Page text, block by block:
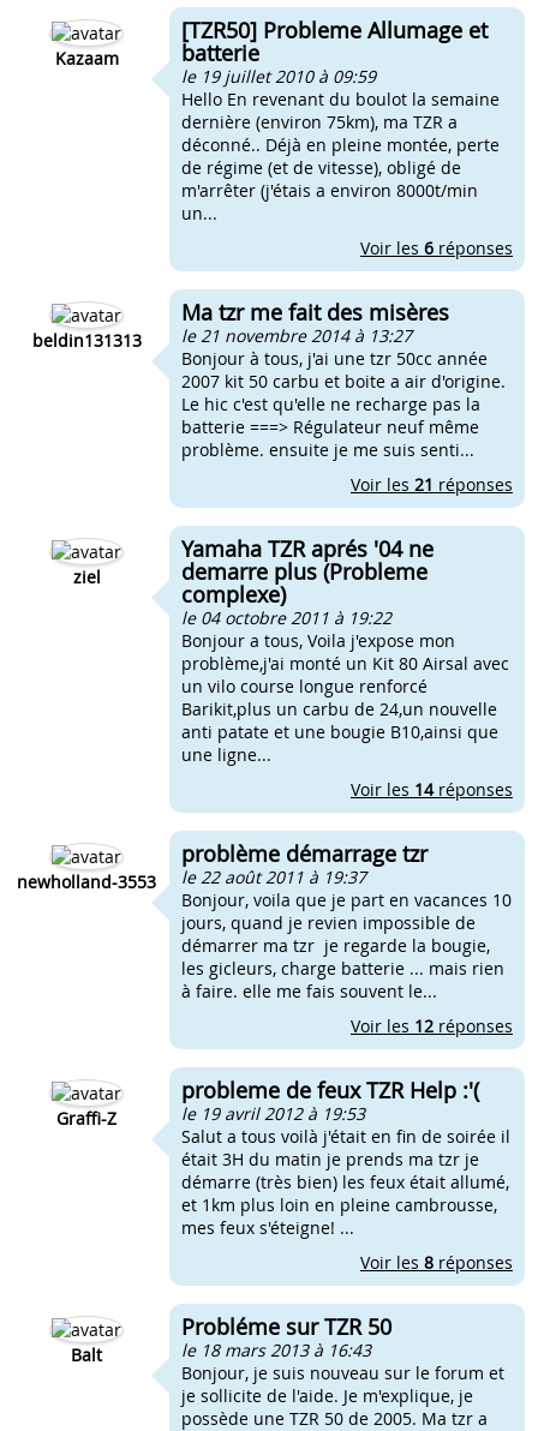
Kazaam
[TZR50] Probleme Allumage et
batterie
le 19 juillet 2010 à 09:59
Hello En revenant du boulot la semaine
dernière (environ 75km), ma TZR a
déconné.. Déjà en pleine montée, perte
de régime (et de vitesse), obligé de
m'arrêter (j'étais a environ 8000t/min
un...
Voir les 6 réponses
beldin131313
Ma tzr me fait des misères
le 21 novembre 2014 à 13:27
Bonjour à tous, j'ai une tzr 50cc année
2007 kit 50 carbu et boite a air d'origine.
Le hic c'est qu'elle ne recharge pas la
batterie ===> Régulateur neuf même
problème. ensuite je me suis senti...
Voir les 21 réponses
ziel
Yamaha TZR aprés '04 ne
demarre plus (Probleme
complexe)
le 04 octobre 2011 à 19:22
Bonjour a tous, Voila j'expose mon
problème,j'ai monté un Kit 80 Airsal avec
un vilo course longue renforcé
Barikit,plus un carbu de 24,un nouvelle
anti patate et une bougie B10,ainsi que
une ligne...
Voir les 14réponses
newholland-3553
problème démarrage tzr
le 22 août 2011 à 19:37
Bonjour, voila que je part en vacances 10
jours, quand je revien impossible de
démarrer ma tzr je regarde la bougie,
les gicleurs, charge batterie ... mais rien
à faire. elle me fais souvent le...
Voir les 12 réponses
Graffi-Z
probleme de feux TZR Help :'(
le 19 avril 2012 à 19:53
Salut a tous voilà j'était en fin de soirée il
était 3H du matin je prends ma tzr je
démarre (très bien) les feux était allumé,
et 1km plus loin en pleine cambrousse,
mes feux s'éteigne! ...
Voir les 8 réponses
Balt
Probléme sur TZR 50
le 18 mars 2013 à 16:43
Bonjour, je suis nouveau sur le forum et
je sollicite de l'aide. Je m'explique, je
possède une TZR 50 de 2005. Ma tzr a